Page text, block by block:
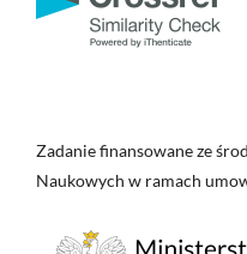
Zadanie finansowane ze
Naukowych w ramach